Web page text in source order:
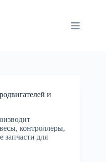
и
контроллеры,
запчасти для